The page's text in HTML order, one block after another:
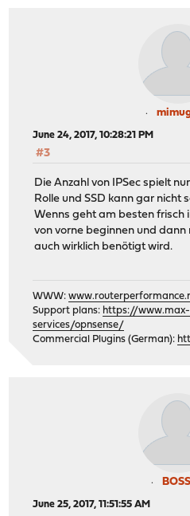
June 24, 2017, 10:28:21 PM
#3
Die Anzahl von IPSec spielt
Rolle und SSD kann gar nicht
Wenns geht am besten frisch
von vorne beginnen und
auch wirklich benötigt wird.
WWW:
Support plans: https://
services/opnsense/
Commercial Plugins (German):
June 25, 2017, 11:51:55 AM